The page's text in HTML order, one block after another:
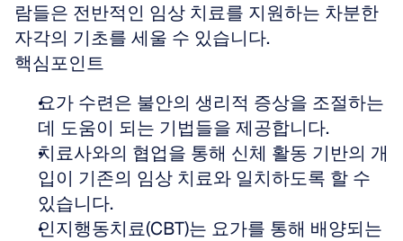
람들은 전반적인 임상 치료를 지원하는 차분한
자각의 기초를 세울 수 있습니다.
핵심포인트
요가 수련은 불안의 생리적 증상을 조절하는
데 도움이 되는 기법들을 제공합니다.
치료사와의 협업을 통해 신체 활동 기반의 개
입이 기존의 임상 치료와 일치하도록 할 수
있습니다.
인지행동치료(CBT)는 요가를 통해 배양되는